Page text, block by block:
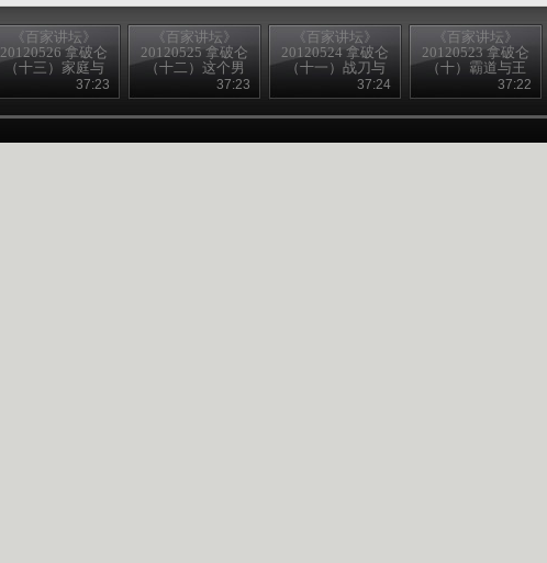
《百家讲坛》
20120526 拿破仑
（十三）家庭与
37:23
《百家讲坛》
20120525 拿破仑
（十二）这个男
人不寻常37:23
《百家讲坛》
20120524 拿破仑
（十一）战刀与
37:24
《百家讲坛》
20120523 拿破仑
（十）霸道与王
37:22